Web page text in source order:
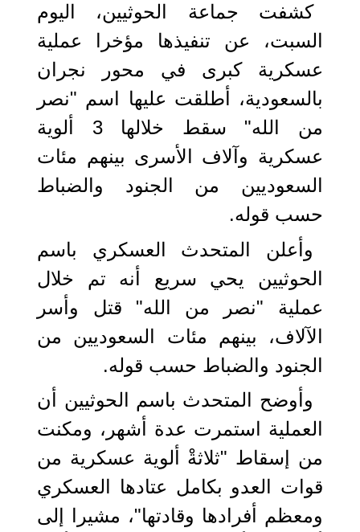
كشفت جماعة الحوثيين، اليوم
السبت، عن تنفيذها مؤخرا عملية
عسكرية كبرى في محور نجران
بالسعودية، أطلقت عليها اسم "نصر
من الله" سقط خلالها 3 ألوية
عسكرية وآلاف الأسرى بينهم مئات
السعوديين من الجنود والضباط
حسب قوله.
وأعلن المتحدث العسكري باسم
الحوثيين يحي سريع أنه تم خلال
عملية "نصر من الله" قتل وأسر
الآلاف، بينهم مئات السعوديين من
الجنود والضباط حسب قوله.
وأوضح المتحدث باسم الحوثيين أن
العملية استمرت عدة أشهر، ومكنت
من إسقاط "ثلاثةْ ألوية عسكرية من
قوات العدو بكامل عتادها العسكري
ومعظم أفرادها وقادتها"، مشيرا إلى